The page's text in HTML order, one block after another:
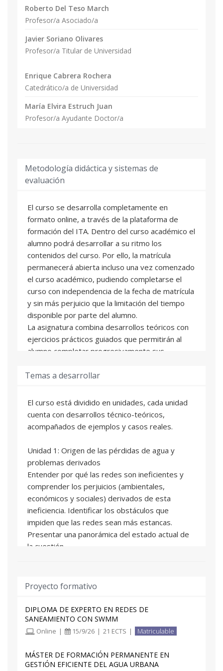
Roberto Del Teso March
Profesor/a Asociado/a
Javier Soriano Olivares
Profesor/a Titular de Universidad
Enrique Cabrera Rochera
Catedrático/a de Universidad
María Elvira Estruch Juan
Profesor/a Ayudante Doctor/a
Metodología didáctica y sistemas de
evaluación
El curso se desarrolla completamente en
formato online, a través de la plataforma de
formación del ITA. Dentro del curso académico el
alumno podrá desarrollar a su ritmo los
contenidos del curso. Por ello, la matrícula
permanecerá abierta incluso una vez comenzado
el curso académico, pudiendo completarse el
curso con independencia de la fecha de matrícula
y sin más perjuicio que la limitación del tiempo
disponible por parte del alumno.
La asignatura combina desarrollos teóricos con
ejercicios prácticos guiados que permitirán al
alumno completar progresivamente sus
por unidades didácticas. Al final de cada una de
autoevaluación online que le permitirá valorar su
grado de aprendizaje. De manera adicional a los
contenidos de cada asignatura se incluyen una
serie de ejercicios prácticos para completar la
formación del alumno.
El alumno contará con una tutorización
personalizada durante el curso académico y un
seguimiento según sus preferencias (a través de
correo electrónico, foros o atención telefónica).
La fecha límite para desarrollar los contenidos
será hasta final de julio contando el alumno hasta
la fecha de fin de curso para la entrega de
trabajos adicionales.
Temas a desarrollar
El curso está dividido en unidades, cada unidad
cuenta con desarrollos técnico-teóricos,
acompañados de ejemplos y casos reales.
Unidad 1: Origen de las pérdidas de agua y
problemas derivados
Entender por qué las redes son ineficientes y
comprender los perjuicios (ambientales,
económicos y sociales) derivados de esta
ineficiencia. Identificar los obstáculos que
impiden que las redes sean más estancas.
Presentar una panorámica del estado actual de
la cuestión
las pérdidas de agua
Analizar la necesidad de hacer un buen
diagnóstico del estado del sistema y los
conceptos de auditoría hídrica y requerimientos
básicos para poder realizar una auditoría precisa.
cuantificar el estado de un sistema. Realizar la
valoración del estado de un abastecimiento
Proyecto formativo
DIPLOMA DE EXPERTO EN REDES DE
SANEAMIENTO CON SWMM
Online | 15/9/26 | 21 ECTS | Matriculable
MÁSTER DE FORMACIÓN PERMANENTE EN
GESTIÓN EFICIENTE DEL AGUA URBANA